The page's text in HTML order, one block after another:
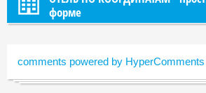
форме
comments powered by HyperComments